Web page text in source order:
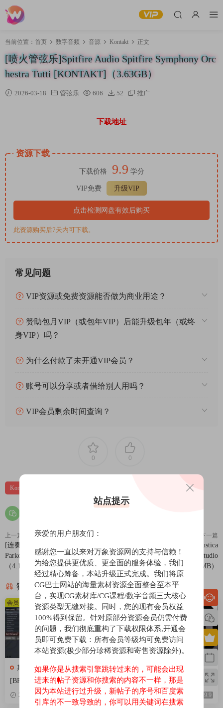
当前位置： 首页 数字音频 音源 Kontakt 正文
[喷火管弦乐]Spitfire Audio Spitfire Symphony Orc
hestra Tutti [KONTAKT]（3.63GB）
2026-03-18 管弦乐 606 52 推广
下载地址
资源下载
下载价格 9.9 学分
VIP免费 升级VIP
点击检测网盘有效后购买
此资源购买后7天内可下载。
常见问题
VIP资源或免费资源能否做为商业用途？
赞助包月VIP（或包年VIP）后能升级包年（或终
身VIP）吗？
为什么付款了未开通VIP会员？
账号可以分享或者借给别人用吗？
VIP会员剩余时间查询？
0 0
Kontakt
上一篇
[连奏双簧管音源]Musical Sampling
Parker Oboe [KONTAKT]
（4.1GB）
下一篇
[数字音频工作站]Acoustica
Mixcraft 10.5 Recording Studio
Build 618 [WiN]（232.9MB）
猜你喜欢
其他
[BFD Player核心音色库] BFD
Drums BFD Player Core Library
v1.0.0.9-R2R（4.72GB）
2026-05-03 9.9
会员免费
其他
[BFD Player扩展音色库怀旧摇
滚] BFD Drums BFD Player Ext
ension London 70s v1.0.0.13-R2
2026-05-03 9.9
会员免费
站点提示
亲爱的用户朋友们：
感谢您一直以来对万象资源网的支持与信赖！
为给您提供更优质、更全面的服务体验，我们
经过精心筹备，本站升级正式完成。我们将原
CG巴士网站的海量素材资源全面整合至本平
台，实现CG素材库/CG课程/数字音频三大核心
资源类型无缝对接。同时，您的现有会员权益
100%得到保留。针对原部分资源会员仍需付费
的问题，我们彻底重构了下载权限体系,开通会
员即可免费下载：所有会员等级均可免费访问
本站资源(极少部分珍稀资源和寄售资源除外)。
如果你是从搜索引擎跳转过来的，可能会出现
进来的帖子资源和你搜索的内容不一样，那是
因为本站进行过升级，新帖子的序号和百度索
引库的不一致导致的，你可以用关键词在搜索